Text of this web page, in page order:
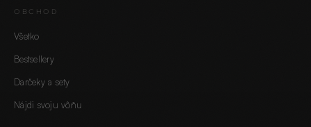
OBCHOD
Všetko
Bestsellery
Darčeky a sety
Nájdi svoju vôňu